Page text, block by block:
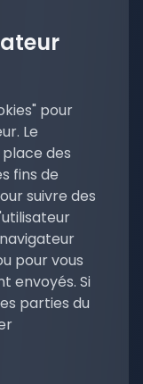
pour
Le
des
fins de
suivre des
pour vous
envoyés. Si
parties du